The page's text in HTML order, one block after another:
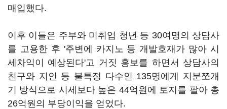
매입했다.
이후 이들은 주부와 미취업 청년 등 30여명의 상담사
를 고용한 후 '주변에 카지노 등 개발호재가 많아 시
세차익이 예상된다'고 거짓 홍보를 하면서 상담사의
친구와 지인 등 불특정 다수인 135명에게 지분쪼개
기 방식으로 시세보다 높은 44억원에 토지를 팔아 총
26억원의 부당이익을 얻었다.